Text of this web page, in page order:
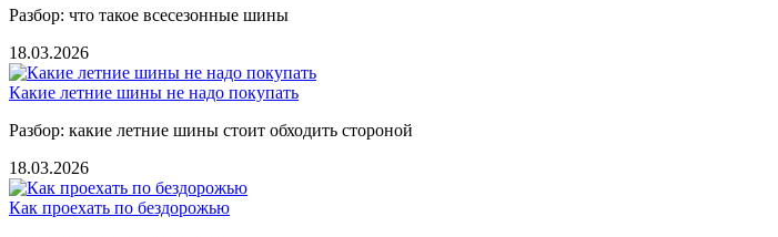
Разбор: что такое всесезонные шины
18.03.2026
Какие летние шины не надо покупать
Разбор: какие летние шины стоит обходить стороной
18.03.2026
Как проехать по бездорожью